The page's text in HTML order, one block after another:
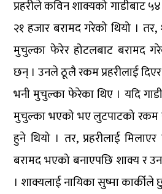
प्रहरीले कविन शाक्यको
२१ हजार बरामद गरेको थियो । तर,
मुचुल्का फेरेर होटलबाट बरामद
छन् । उनले ठूलै रकम प्रहरीलाई
भनी मुचुल्का फेरेका थिए । यदि
मुचुल्का भएको भए लुटपाटको रकम
हुने थियो । तर, प्रहरीलाई
बरामद भएको बनाएपछि शाक्य र
। शाक्यलाई नायिका सुष्मा